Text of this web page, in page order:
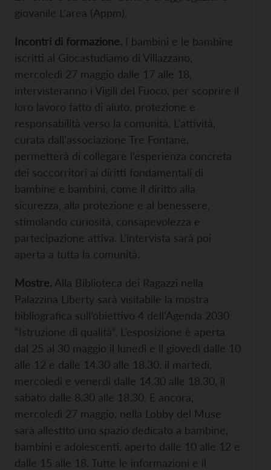
giovanile L’area (Appm).
Incontri di formazione. I bambini e le bambine
iscritti al Giocastudiamo di Villazzano,
mercoledì 27 maggio dalle 17 alle 18,
intervisteranno i Vigili del Fuoco, per scoprire il
loro lavoro fatto di aiuto, protezione e
responsabilità verso la comunità. L’attività,
curata dall’associazione Tre Fontane,
permetterà di collegare l’esperienza concreta
dei soccorritori ai diritti fondamentali di
bambine e bambini, come il diritto alla
sicurezza, alla protezione e al benessere,
stimolando curiosità, consapevolezza e
partecipazione attiva. L’intervista sarà poi
aperta a tutta la comunità.
Mostre. Alla Biblioteca dei Ragazzi nella
Palazzina Liberty sarà visitabile la mostra
bibliografica sull’obiettivo 4 dell’Agenda 2030
“Istruzione di qualità”. L’esposizione è aperta
dal 25 al 30 maggio il lunedì e il giovedì dalle 10
alle 12 e dalle 14.30 alle 18.30, il martedì,
mercoledì e venerdì dalle 14.30 alle 18.30, il
sabato dalle 8.30 alle 18.30. E ancora,
mercoledì 27 maggio, nella Lobby del Muse
sarà allestito uno spazio dedicato a bambine,
bambini e adolescenti, aperto dalle 10 alle 12 e
dalle 15 alle 18. Tutte le informazioni e il